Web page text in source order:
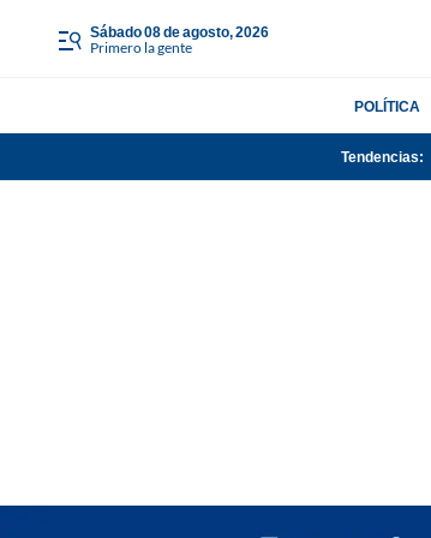
sábado 08 de agosto, 2026
Primero la gente
POLÍTICA
Tendencias: